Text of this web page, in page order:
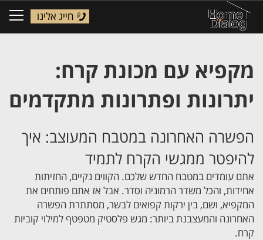
חייג אלינו
מקפיא עם מכונת קרח:
יתרונות ופתרונות מתקדמים
הפשרה האחרונה במטבח המעוצב: איך
להיפטר ממגשי הקרח לתמיד
אתם עומדים במטבח החדש שלכם. הקווים נקיים, החזיתות
אחידות, והכל משדר הרמוניה וסדר. אבל אז אתם פותחים את
המקפיא, ושם, בין ירקות קפואים לבשר, מסתתרת הפשרה
האחרונה והמעצבנת ביותר: מגש פלסטיק מטפטף למילוי קוביות
קרח.